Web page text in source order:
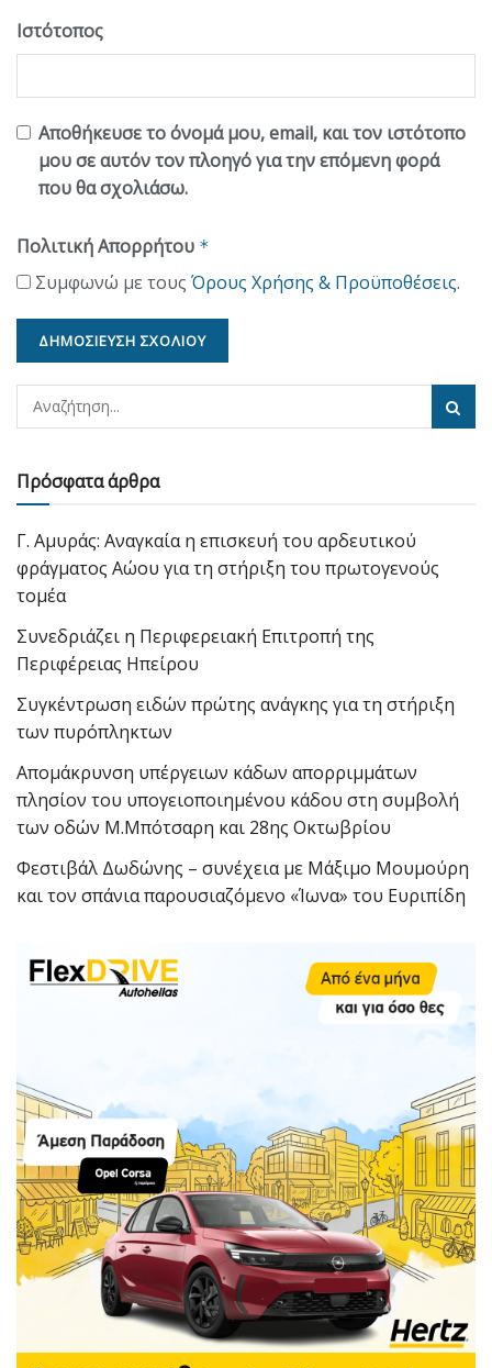
Ιστότοπος
Αποθήκευσε το όνομά μου, email, και τον ιστότοπο
μου σε αυτόν τον πλοηγό για την επόμενη φορά
που θα σχολιάσω.
Πολιτική Απορρήτου *
Συμφωνώ με τους Όρους Χρήσης & Προϋποθέσεις.
Πρόσφατα άρθρα
Γ. Αμυράς: Αναγκαία η επισκευή του αρδευτικού
φράγματος Αώου για τη στήριξη του πρωτογενούς
τομέα
Συνεδριάζει η Περιφερειακή Επιτροπή της
Περιφέρειας Ηπείρου
Συγκέντρωση ειδών πρώτης ανάγκης για τη στήριξη
των πυρόπληκτων
Απομάκρυνση υπέργειων κάδων απορριμμάτων
πλησίον του υπογειοποιημένου κάδου στη συμβολή
των οδών Μ.Μπότσαρη και 28ης Οκτωβρίου
Φεστιβάλ Δωδώνης – συνέχεια με Μάξιμο Μουμούρη
και τον σπάνια παρουσιαζόμενο «Ίωνα» του Ευριπίδη